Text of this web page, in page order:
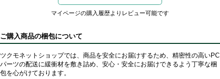
マイページの購入履歴よりレビュー可能です
ご購入商品の梱包について
ツクモネットショップでは、商品を安全にお届けするため、精密性の高いPC
パーツの配送に緩衝材を敷き詰め、安心・安全にお届けできるよう丁寧な梱
包を心がけております。